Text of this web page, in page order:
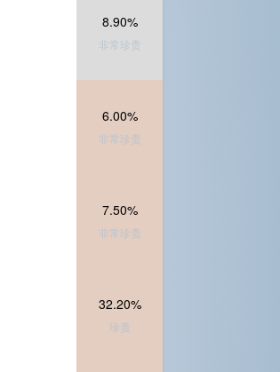
8.90%
非常珍贵
6.00%
非常珍贵
7.50%
非常珍贵
32.20%
珍贵